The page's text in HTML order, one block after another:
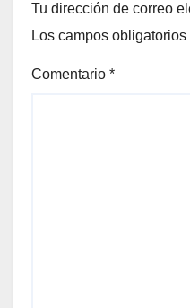
Tu dirección de correo
Los campos
Comentario *